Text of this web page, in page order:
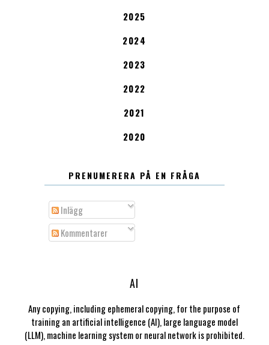
2025
2024
2023
2022
2021
2020
PRENUMERERA PÅ EN FRÅGA
Inlägg
Kommentarer
AI
Any copying, including ephemeral copying, for the purpose of
training an artificial intelligence (AI), large language model
(LLM), machine learning system or neural network is prohibited.